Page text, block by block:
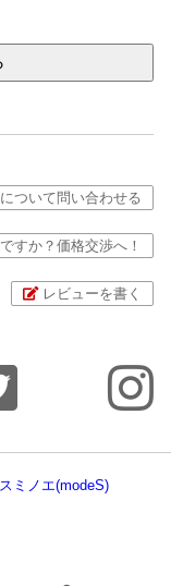
ついて問い合わせる
すか？価格交渉へ！
レビューを書く
スミノエ(modeS)